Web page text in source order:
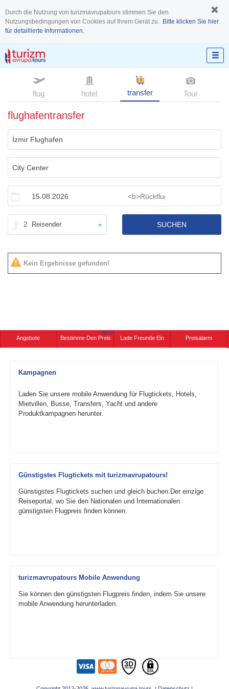
Durch die Nutzung von turizmavrupatours stimmen Sie den
Nutzungsbedingungen von Cookies auf Ihrem Gerät zu. Bitte klicken Sie hier
für detaillierte Informationen.
flug hotel transfer Tour
flughafentransfer
2 Reisender SUCHEN
Kein Ergebnisse gefunden!
Angebote Bestimme Den Preis
Neu!
Lade Freunde Ein Preisalarm
Kampagnen
Laden Sie unsere mobile Anwendung für Flugtickets, Hotels,
Mietvillen, Busse, Transfers, Yacht und andere
Produktkampagnen herunter.
Günstigstes Flugtickets mit turizmavrupatours!
Günstigstes Flugtickets suchen und gleich buchen.Der einzige
Reiseportal, wo Sie den Nationalen und Internationalen
günstigsten Flugpreis finden können.
turizmavrupatours Mobile Anwendung
Sie können den günstigsten Flugpreis finden, indem Sie unsere
mobile Anwendung herunterladen.